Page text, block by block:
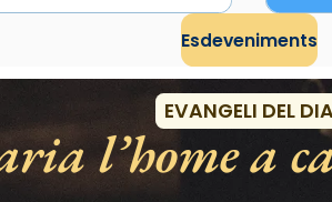
Esdeveniments
EVANGELI DEL DIA
l’home a